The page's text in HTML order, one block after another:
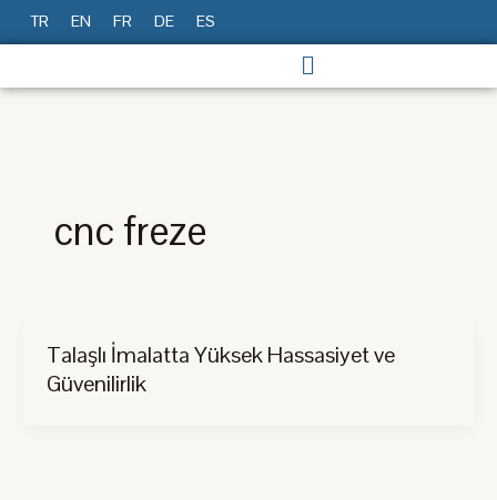
İçeriğe
atla
TR EN FR DE ES
cnc freze
Talaşlı İmalatta Yüksek Hassasiyet ve
Güvenilirlik